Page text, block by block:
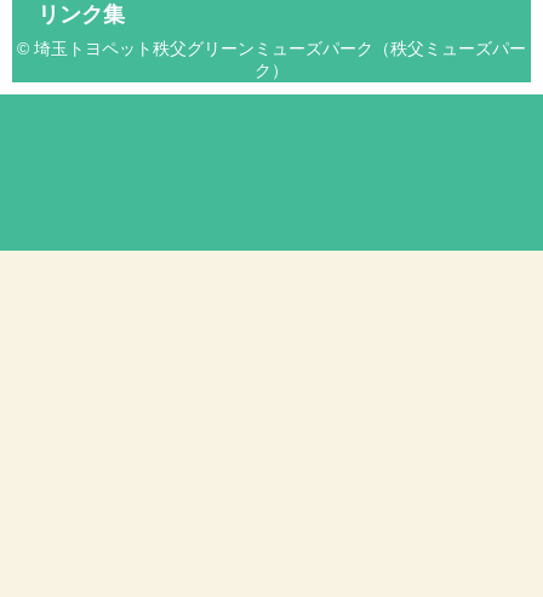
リンク集
© 埼玉トヨペット秩父グリーンミューズパーク（秩父ミューズパー
ク）